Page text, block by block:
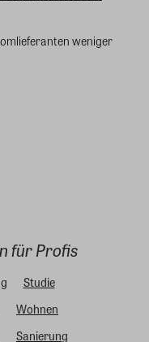
weniger
für Profis
Studie
Wohnen
Sanierung